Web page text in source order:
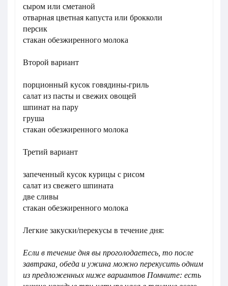
сыром или сметаной
отварная цветная капуста или брокколи
персик
стакан обезжиренного молока
Второй вариант
порционный кусок говядины-гриль
салат из пасты и свежих овощей
шпинат на пару
груша
стакан обезжиренного молока
Третий вариант
запеченный кусок курицы с рисом
салат из свежего шпината
две сливы
стакан обезжиренного молока
Легкие закуски/перекусы в течение дня:
Если в течение дня вы проголодаетесь, то после
завтрака, обеда и ужина можно перекусить одним
из предложенных ниже вариантов Помните: есть